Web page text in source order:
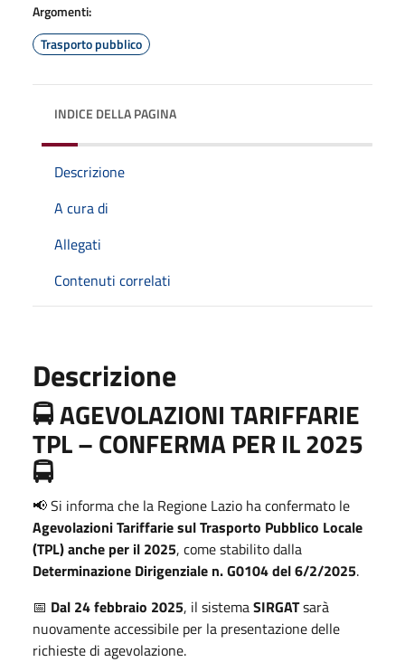
Argomenti:
Trasporto pubblico
INDICE DELLA PAGINA
Descrizione
A cura di
Allegati
Contenuti correlati
Descrizione
🚍AGEVOLAZIONI TARIFFARIE
TPL – CONFERMA PER IL 2025
🚍
📢 Si informa che la Regione Lazio ha confermato le
Agevolazioni Tariffarie sul Trasporto Pubblico Locale
(TPL) anche per il 2025, come stabilito dalla
Determinazione Dirigenziale n. G0104 del 6/2/2025.
📅 Dal 24 febbraio 2025, il sistemaSIRGATsarà
nuovamente accessibile per la presentazione delle
richieste di agevolazione.